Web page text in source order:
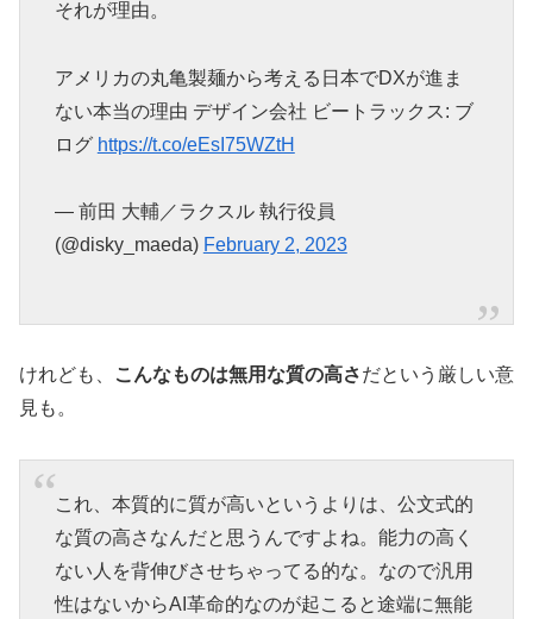
それが理由。
アメリカの丸亀製麺から考える日本でDXが進ま
ない本当の理由 デザイン会社 ビートラックス: ブ
ログ https://t.co/eEsI75WZtH
— 前田 大輔／ラクスル 執行役員
(@disky_maeda) February 2, 2023
けれども、 こんなものは無用な質の高さだという厳しい意
見も。
これ、本質的に質が高いというよりは、公文式的
な質の高さなんだと思うんですよね。能力の高く
ない人を背伸びさせちゃってる的な。なので汎用
性はないからAI革命的なのが起こると途端に無能